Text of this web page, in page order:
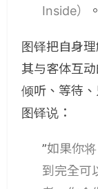
Inside）
图铎把自身
其与客体互
倾听、等待
图铎说：
”如果你
到完全可